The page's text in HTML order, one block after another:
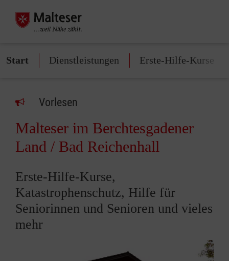
Start Dienstleistungen Erste-Hilfe-Kurse
Vorlesen
Malteser im Berchtesgadener
Land / Bad Reichenhall
Erste-Hilfe-Kurse,
Katastrophenschutz, Hilfe für
Seniorinnen und Senioren und vieles
mehr